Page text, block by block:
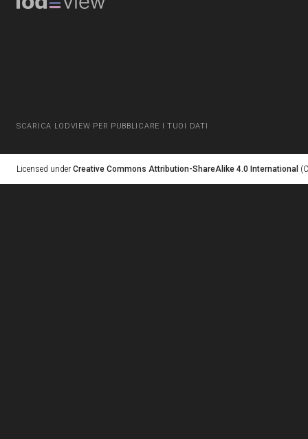
SCARICA LODVIEW PER PUBBLICARE I TUOI DATI
Licensed under Creative Commons Attribution-ShareAlike 4.0 International